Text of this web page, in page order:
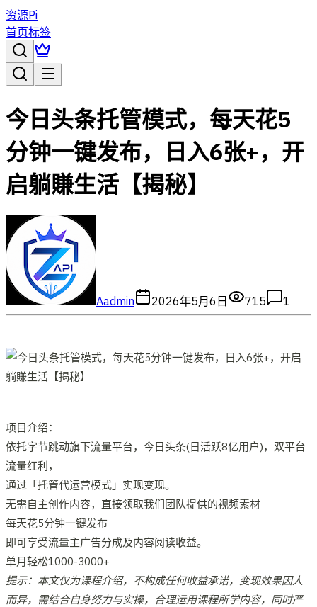
资源Pi
首页标签
今日头条托管模式，每天花5
分钟一键发布，日入6张+，开
启躺賺生活【揭秘】
Aadmin 2026年5月6日 715 1
项目介绍：
依托字节跳动旗下流量平台，今日头条(日活跃8亿用户)，双平台
流量红利，
通过「托管代运营模式」实现变现。
无需自主创作内容，直接领取我们团队提供的视频素材
每天花5分钟一键发布
即可享受流量主广告分成及内容阅读收益。
单月轻松1000-3000+
提示：本文仅为课程介绍，不构成任何收益承诺，变现效果因人
而异，需结合自身努力与实操，合理运用课程所学内容，同时严